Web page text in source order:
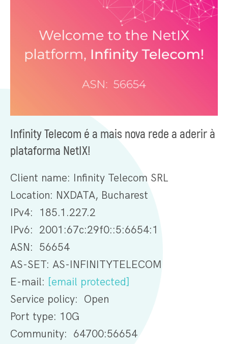
Infinity Telecom é a mais nova rede a aderir à
plataforma NetIX!
Client name: Infinity Telecom SRL
Location: NXDATA, Bucharest
IPv4: 185.1.227.2
IPv6: 2001:67c:29f0::5:6654:1
ASN: 56654
AS-SET: AS-INFINITYTELECOM
E-mail: [email protected]
Service policy: Open
Port type: 10G
Community: 64700:56654